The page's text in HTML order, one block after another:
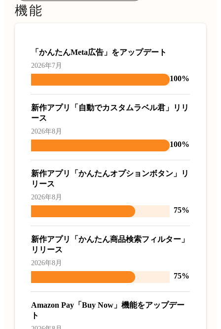
機能
「かんたんMeta広告」をアップデート
2026年7月
100%
新作アプリ「自動でカスタムラベル君」リリ
ース
2026年8月
100%
新作アプリ「かんたんオプションボタン」リ
リース
2026年8月
75%
新作アプリ「かんたん商品検索フィルター」
リリース
2026年8月
75%
Amazon Pay「Buy Now」機能をアップデー
ト